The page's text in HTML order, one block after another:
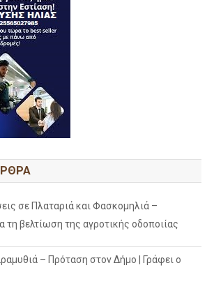
σε Πλαταριά και Φασκομηλιά –
τη βελτίωση της αγροτικής οδοποιίας
– Πρόταση στον Δήμο | Γράφει ο